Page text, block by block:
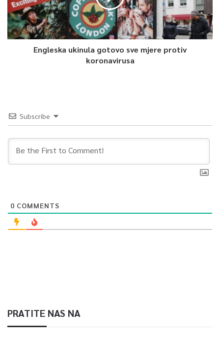
Engleska ukinula gotovo sve mjere protiv
koronavirusa
Subscribe
0 COMMENTS
PRATITE NAS NA